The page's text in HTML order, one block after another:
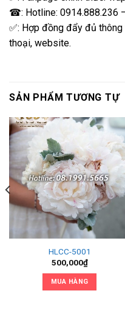
☎: Hotline: 0914.888.236
✅: Hợp đồng đẩy đủ
thoại, website.
SẢN PHẨM TƯƠNG TỰ
HLCC-5001
500,000₫
MUA HÀNG